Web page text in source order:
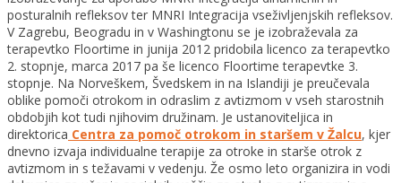
posturalnih refleksov ter MNRI Integracija vseživljenjskih refleksov.
V Zagrebu, Beogradu in v Washingtonu se je izobraževala za
terapevtko Floortime in junija 2012 pridobila licenco za terapevtko
2. stopnje, marca 2017 pa še licenco Floortime terapevtke 3.
stopnje. Na Norveškem, Švedskem in na Islandiji je preučevala
oblike pomoči otrokom in odraslim z avtizmom v vseh starostnih
obdobjih kot tudi njihovim družinam. Je ustanoviteljica in
direktorica Centra za pomoč otrokom in staršem v Žalcu, kjer
dnevno izvaja individualne terapije za otroke in starše otrok z
avtizmom in s težavami v vedenju. Že osmo leto organizira in vodi